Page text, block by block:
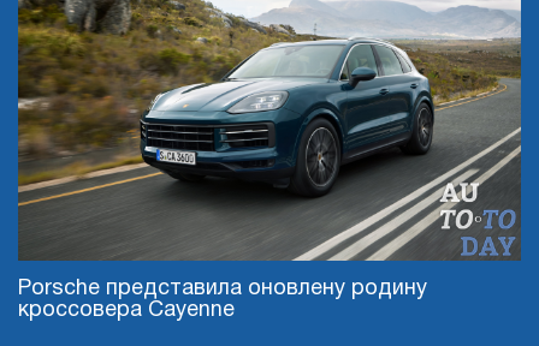
Porsche представила оновлену родину
кроссовера Cayenne